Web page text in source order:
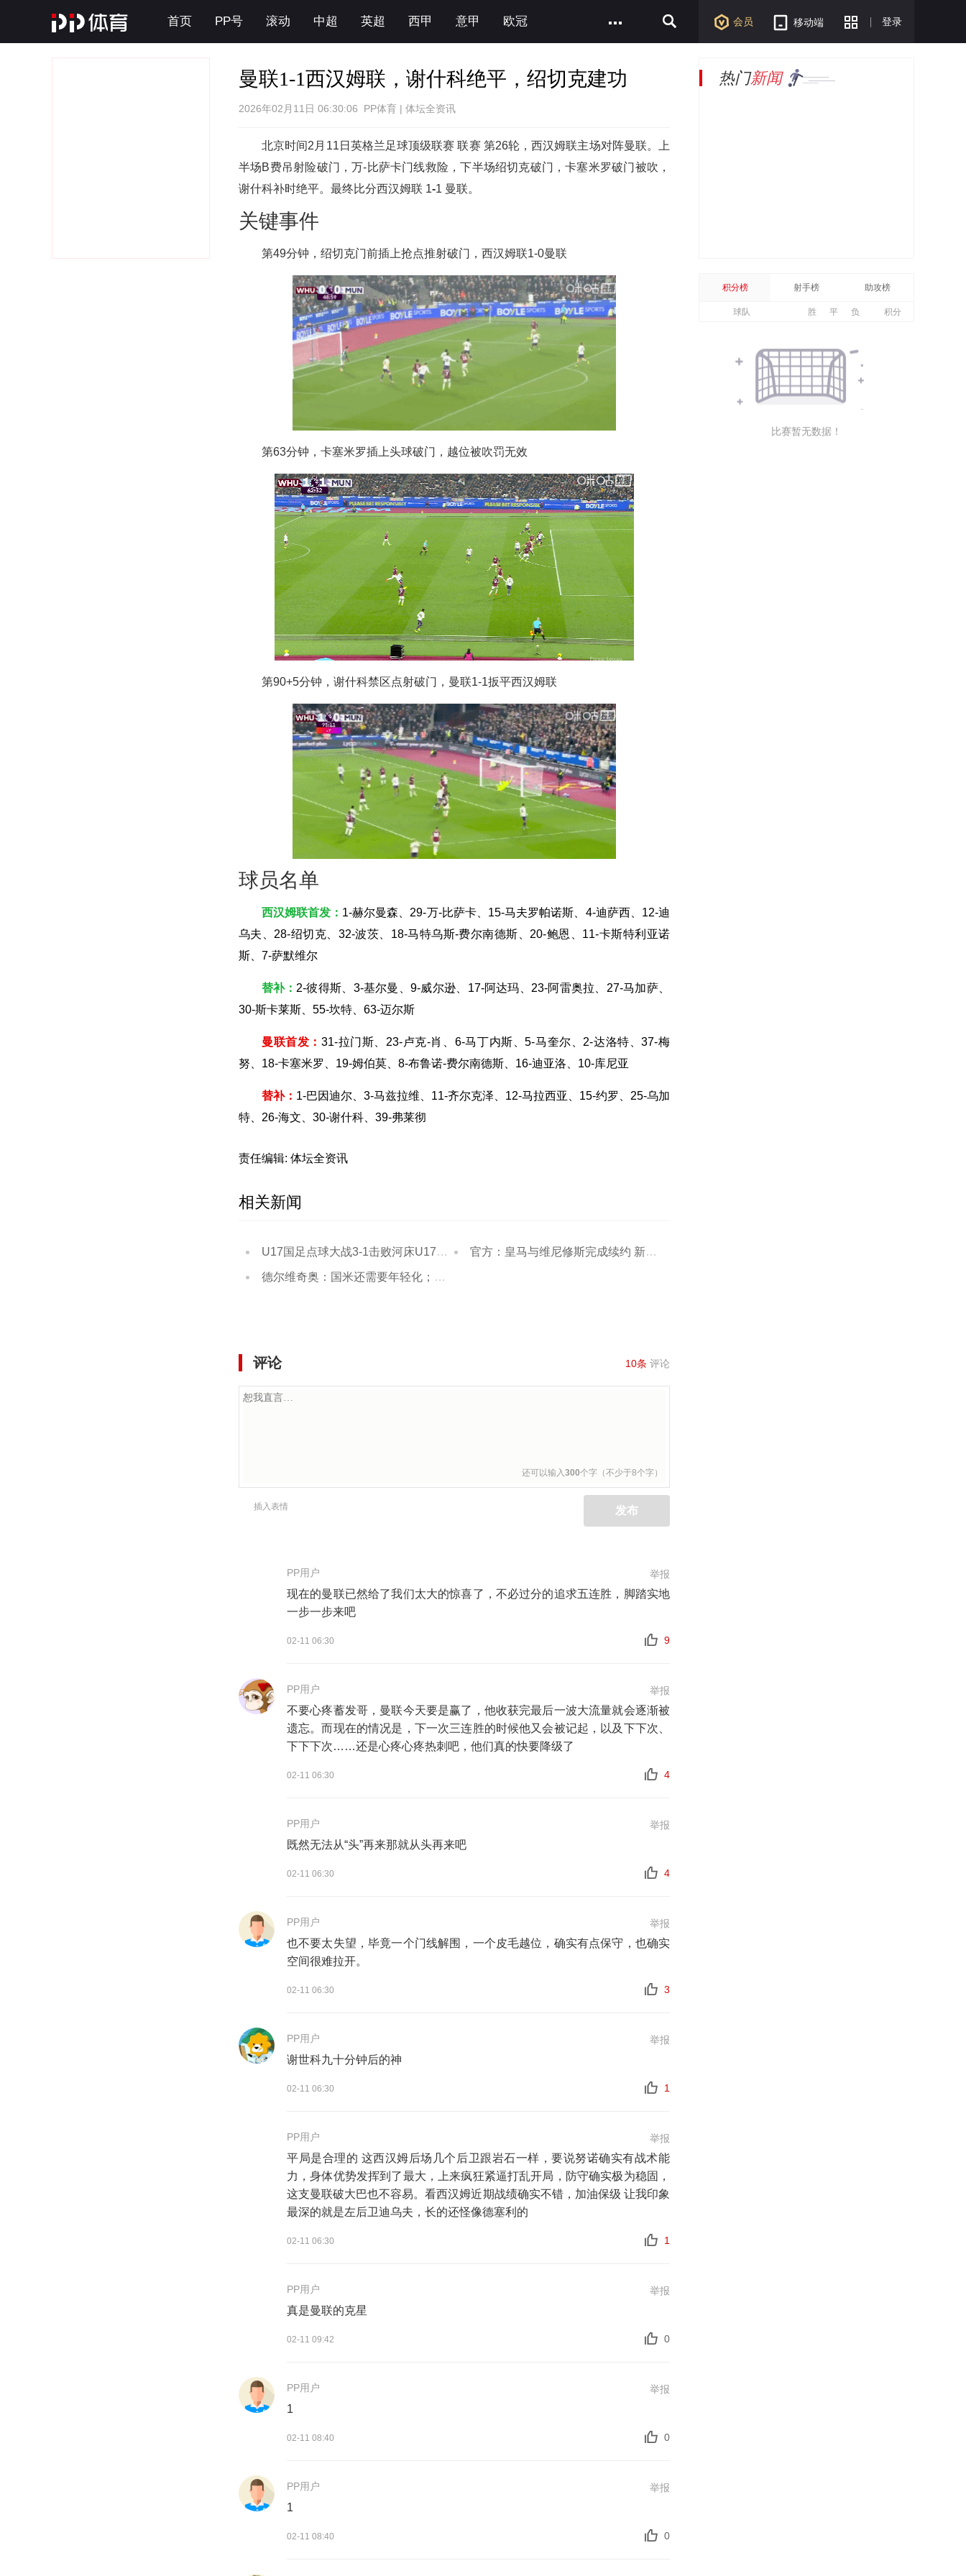
首页 PP号 滚动 中超 英超 西甲 意甲 欧冠 会员 移动端 登录
曼联1-1西汉姆联，谢什科绝平，绍切克建功
2026年02月11日 06:30:06 PP体育 | 体坛全资讯
北京时间2月11日英格兰足球顶级联赛 联赛 第26轮，西汉姆联主场对阵曼联。上
半场B费吊射险破门，万-比萨卡门线救险，下半场绍切克破门，卡塞米罗破门被吹，
谢什科补时绝平。最终比分西汉姆联 1-1 曼联。
关键事件
第49分钟，绍切克门前插上抢点推射破门，西汉姆联1-0曼联
第63分钟，卡塞米罗插上头球破门，越位被吹罚无效
第90+5分钟，谢什科禁区点射破门，曼联1-1扳平西汉姆联
球员名单
西汉姆联首发： 1-赫尔曼森、29-万-比萨卡、15-马夫罗帕诺斯、4-迪萨西、12-迪
乌夫、28-绍切克、32-波茨、18-马特乌斯-费尔南德斯、20-鲍恩、11-卡斯特利亚诺
斯、7-萨默维尔
替补： 2-彼得斯、3-基尔曼、9-威尔逊、17-阿达玛、23-阿雷奥拉、27-马加萨、
30-斯卡莱斯、55-坎特、63-迈尔斯
曼联首发： 31-拉门斯、23-卢克-肖、6-马丁内斯、5-马奎尔、2-达洛特、37-梅
努、18-卡塞米罗、19-姆伯莫、8-布鲁诺-费尔南德斯、16-迪亚洛、10-库尼亚
替补： 1-巴因迪尔、3-马兹拉维、11-齐尔克泽、12-马拉西亚、15-约罗、25-乌加
特、26-海文、30-谢什科、39-弗莱彻
责任编辑: 体坛全资讯
相关新闻
U17国足点球大战3-1击败河床U17进决赛 江宇涵两扑点 官方：皇马与维尼修斯完成续约 新合同至2032年
德尔维奇奥：国米还需要年轻化；米兰早就应该卖掉莱奥
评论 10条 评论
还可以输入300个字（不少于8个字）
发布
插入表情
举报
PP用户
现在的曼联已然给了我们太大的惊喜了，不必过分的追求五连胜，脚踏实地
一步一步来吧
02-11 06:30 9
举报
PP用户
不要心疼蓄发哥，曼联今天要是赢了，他收获完最后一波大流量就会逐渐被
遗忘。而现在的情况是，下一次三连胜的时候他又会被记起，以及下下次、
下下下次……还是心疼心疼热刺吧，他们真的快要降级了
02-11 06:30 4
举报
PP用户
既然无法从“头”再来那就从头再来吧
02-11 06:30 4
举报
PP用户
也不要太失望，毕竟一个门线解围，一个皮毛越位，确实有点保守，也确实
空间很难拉开。
02-11 06:30 3
举报
PP用户
谢世科九十分钟后的神
02-11 06:30 1
举报
PP用户
平局是合理的 这西汉姆后场几个后卫跟岩石一样，要说努诺确实有战术能
力，身体优势发挥到了最大，上来疯狂紧逼打乱开局，防守确实极为稳固，
这支曼联破大巴也不容易。看西汉姆近期战绩确实不错，加油保级 让我印象
最深的就是左后卫迪乌夫，长的还怪像德塞利的
02-11 06:30 1
举报
PP用户
真是曼联的克星
02-11 09:42 0
举报
PP用户
1
02-11 08:40 0
举报
PP用户
1
02-11 08:40 0
热门新闻
积分榜 射手榜 助攻榜
球队 胜 平 负 积分
比赛暂无数据！